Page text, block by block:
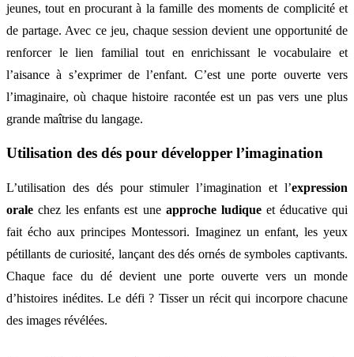
jeunes, tout en procurant à la famille des moments de complicité et
de partage. Avec ce jeu, chaque session devient une opportunité de
renforcer le lien familial tout en enrichissant le vocabulaire et
l’aisance à s’exprimer de l’enfant. C’est une porte ouverte vers
l’imaginaire, où chaque histoire racontée est un pas vers une plus
grande maîtrise du langage.
Utilisation des dés pour développer l’imagination
L’utilisation des dés pour stimuler l’imagination et l’expression
orale chez les enfants est une approche ludiqueet éducative qui
fait écho aux principes Montessori. Imaginez un enfant, les yeux
pétillants de curiosité, lançant des dés ornés de symboles captivants.
Chaque face du dé devient une porte ouverte vers un monde
d’histoires inédites. Le défi ? Tisser un récit qui incorpore chacune
des images révélées.